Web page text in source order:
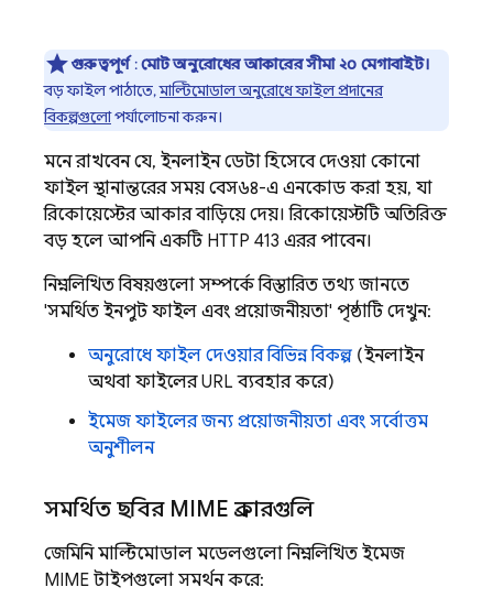
গুরুত্বপূর্ণ:মোট অনুরোধের আকারের সীমা ২০ মেগাবাইট।
বড় ফাইল পাঠাতে,মাল্টিমোডাল অনুরোধে ফাইল প্রদানের
বিকল্পগুলোপর্যালোচনা করুন।
মনে রাখবেন যে, ইনলাইন ডেটা হিসেবে দেওয়া কোনো
ফাইল স্থানান্তরের সময় বেস৬৪-এ এনকোড করা হয়, যা
রিকোয়েস্টের আকার বাড়িয়ে দেয়। রিকোয়েস্টটি অতিরিক্ত
বড় হলে আপনি একটি HTTP 413 এরর পাবেন।
নিম্নলিখিত বিষয়গুলো সম্পর্কে বিস্তারিত তথ্য জানতে
'সমর্থিত ইনপুট ফাইল এবং প্রয়োজনীয়তা' পৃষ্ঠাটি দেখুন:
অনুরোধে ফাইল দেওয়ার বিভিন্ন বিকল্প (ইনলাইন
অথবা ফাইলের URL ব্যবহার করে)
ইমেজ ফাইলের জন্য প্রয়োজনীয়তা এবং সর্বোত্তম
অনুশীলন
সমর্থিত ছবির MIME প্রকারগুলি
জেমিনিমাল্টিমোডাল মডেলগুলো নিম্নলিখিত ইমেজ
MIME টাইপগুলো সমর্থন করে: